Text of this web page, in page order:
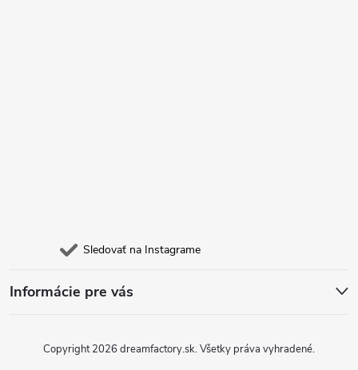
Sledovať na Instagrame
Informácie pre vás
Copyright 2026 dreamfactory.sk. Všetky práva vyhradené.